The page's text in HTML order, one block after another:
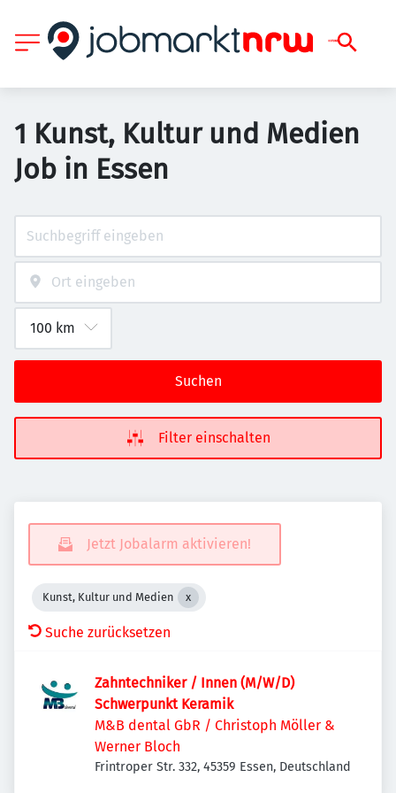
1 Kunst, Kultur und Medien
Job in Essen
Suchen
Filter einschalten
Jetzt Jobalarm aktivieren!
Kunst, Kultur und Medien
Suche zurücksetzen
Zahntechniker / Innen (M/W/D)
Schwerpunkt Keramik
M&B dental GbR / Christoph Möller &
Werner Bloch
Frintroper Str. 332, 45359 Essen, Deutschland